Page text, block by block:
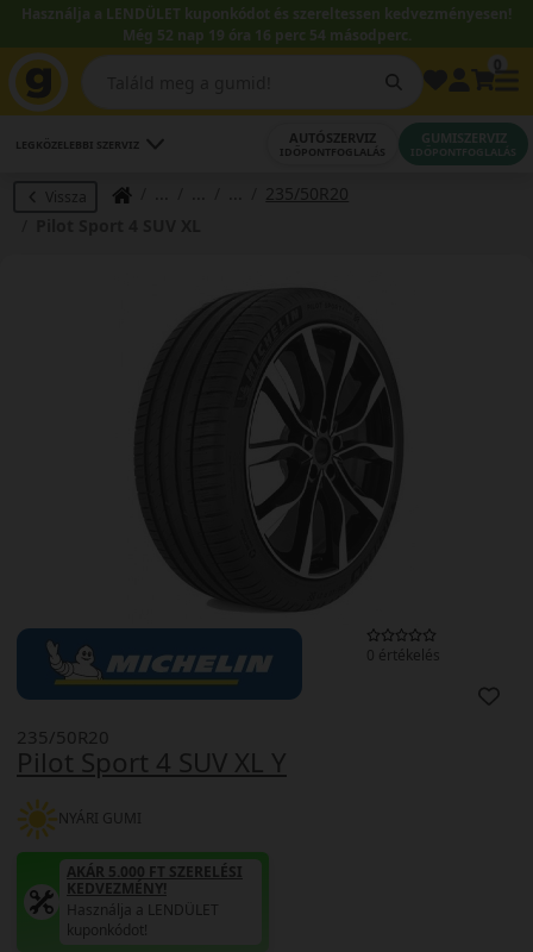
Használja a LENDÜLET kuponkódot és szereltessen kedvezményesen!
Még 52 nap 19 óra 16 perc 54 másodperc.
LEGKÖZELEBBI SZERVIZ AUTÓSZERVIZ
IDŐPONTFOGLALÁS
GUMISZERVIZ
IDŐPONTFOGLALÁS
Vissza
235/50R20
0 értékelés
Pilot Sport 4 SUV XL Y
235/50R20
NYÁRI GUMI
AKÁR 5.000 FT SZERELÉSI
KEDVEZMÉNY!
Használja a LENDÜLET
kuponkódot!